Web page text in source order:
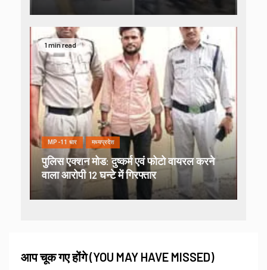
1 min read
MP-11 धार मध्यप्रदेश
पुलिस एक्शन मोड: दुष्कर्म एवं फोटो वायरल करने
वाला आरोपी 12 घन्टे में गिरफ्तार
आप चूक गए होंगे (YOU MAY HAVE MISSED)